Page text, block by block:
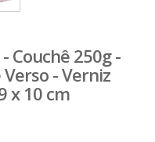
Couchê 250g -
- Verniz
x 10 cm